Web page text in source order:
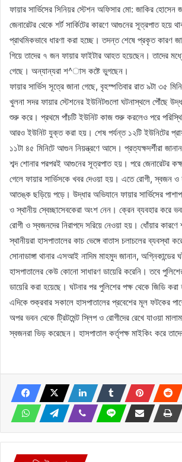
ফায়ার সার্ভিসের সিনিয়র স্টেশন অফিসার মো: জাকির হোসেন
জেনারেটর থেকে শর্ট সার্কিটের কারণে আগুনের সূত্রপাত হয়ে
প্রাথমিকভাবে ধারণা করা হচ্ছে। তদন্ত শেষে প্রকৃত কারণ
গিয়ে তাদের ৭ জন ফায়ার ফাইটার আহত হয়েছেন। তাদের
গেছে। অন্যান্যরা শ^াস কষ্টে ভুগছেন।
ফায়ার সার্ভিস সূত্রে জানা গেছে, বৃহস্পতিবার রাত ৯টা ৩৫
খুলনা সদর ফায়ার স্টেশনের ইউনিটগুলো ঘটনাস্থলে পৌঁছে
শুরু করে। প্রথমে পাঁচটি ইউনিট কাজ শুরু করলেও পরে
আরও ইউনিট যুক্ত করা হয়। শেষ পর্যন্ত ১২টি ইউনিটের
১১টা ৪৫ মিনিটে আগুন নিয়ন্ত্রণে আসে। প্রত্যক্ষদর্শীরা
শব্দ শোনার পরপরই আগুনের সূত্রপাত হয়। পরে জেনারেটর কক্ষ
গেলে ফায়ার সার্ভিসকে খবর দেওয়া হয়। এতে রোগী, স্বজন ও
আতঙ্ক ছড়িয়ে পড়ে। উদ্ধার অভিযানে ফায়ার সার্ভিসের
ও স্থানীয় স্বেচ্ছাসেবকেরা অংশ নেন। ক্রেন ব্যবহার করে
রোগী ও স্বজনদের নিরাপদে সরিয়ে নেওয়া হয়। ধোঁয়ার কারণে
স্থানীয়রা হাসপাতালের কাচ ভেঙ্গে বাতাস চলাচলের ব্যবস্থা
সোনাডাঙ্গা থানার এসআই নাদিম মাহমুদ জানান, অগ্নিকান্ডের
হাসপাতালের কেউ কোনো সাধারণ ডায়েরি করেনি। তবে
ডায়েরি করা হয়েছে। ঘটনার পর পুলিশের পক্ষ থেকে জিডি
এদিকে শুক্রবার সকালে হাসপাতালের প্রবেশের মূল ফটকের
অপর ভবন থেকে ট্রিটমেন্ট স্লিপ ও রোগীদের রেখে যাওয়া
স্বজনরা ভিড় করেছেন। হাসপাতাল কর্তৃপক্ষ মাইকিং করে